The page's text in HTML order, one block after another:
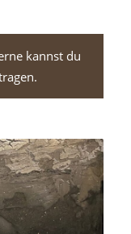
kannst du